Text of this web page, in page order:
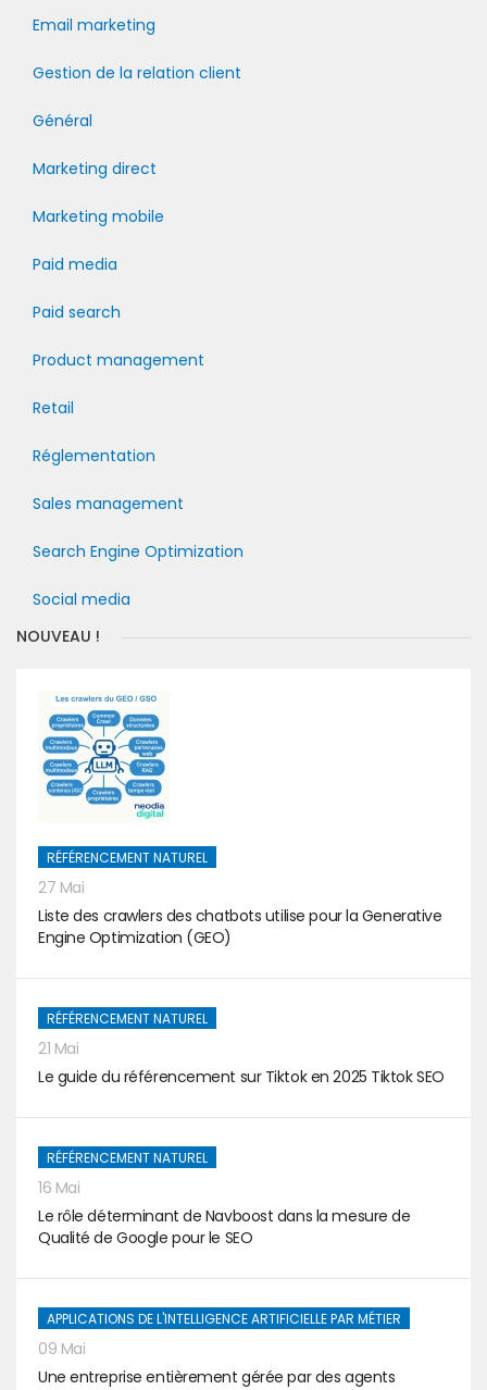
Email marketing
Gestion de la relation client
Général
Marketing direct
Marketing mobile
Paid media
Paid search
Product management
Retail
Réglementation
Sales management
Search Engine Optimization
Social media
NOUVEAU !
RÉFÉRENCEMENT NATUREL
27 Mai
Liste des crawlers des chatbots utilise pour la Generative
Engine Optimization (GEO)
RÉFÉRENCEMENT NATUREL
21 Mai
Le guide du référencement sur Tiktok en 2025 Tiktok SEO
RÉFÉRENCEMENT NATUREL
16 Mai
Le rôle déterminant de Navboost dans la mesure de
Qualité de Google pour le SEO
APPLICATIONS DE L'INTELLIGENCE ARTIFICIELLE PAR MÉTIER
09 Mai
Une entreprise entièrement gérée par des agents